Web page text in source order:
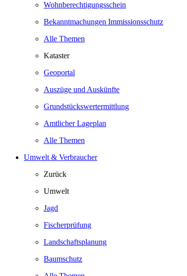
Wohnberechtigungsschein
Bekanntmachungen Immissionsschutz
Alle Themen
Kataster
Geoportal
Auszüge und Auskünfte
Grundstückswertermittlung
Amtlicher Lageplan
Alle Themen
Umwelt & Verbraucher
Zurück
Umwelt
Jagd
Fischerprüfung
Landschaftsplanung
Baumschutz